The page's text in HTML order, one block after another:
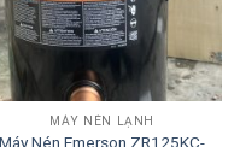
MÁY NÉN LẠNH
Máy Nén Emerson ZR125KC-